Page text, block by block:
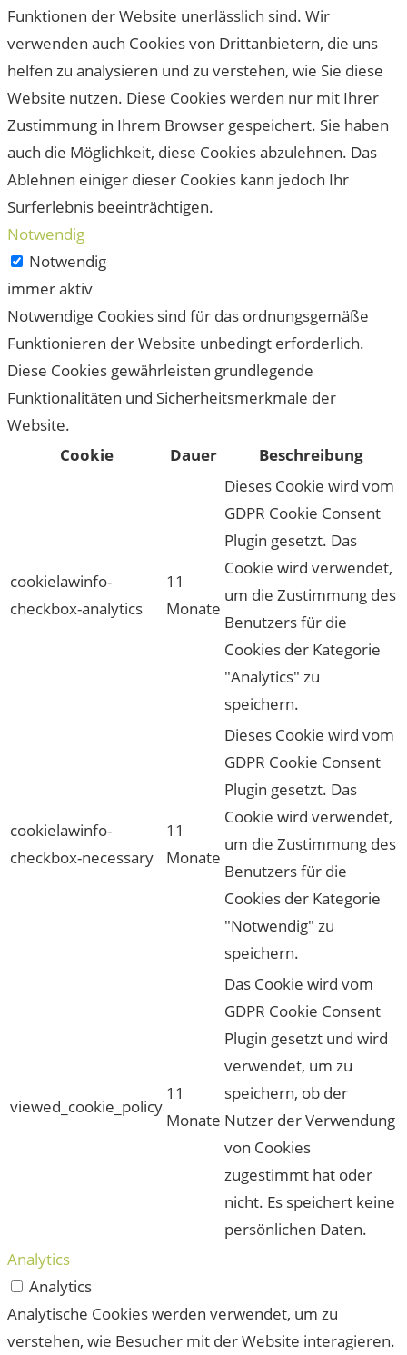
Funktionen der Website unerlässlich sind. Wir
verwenden auch Cookies von Drittanbietern, die uns
helfen zu analysieren und zu verstehen, wie Sie diese
Website nutzen. Diese Cookies werden nur mit Ihrer
Zustimmung in Ihrem Browser gespeichert. Sie haben
auch die Möglichkeit, diese Cookies abzulehnen. Das
Ablehnen einiger dieser Cookies kann jedoch Ihr
Surferlebnis beeinträchtigen.
Notwendig
Notwendig
immer aktiv
Notwendige Cookies sind für das ordnungsgemäße
Funktionieren der Website unbedingt erforderlich.
Diese Cookies gewährleisten grundlegende
Funktionalitäten und Sicherheitsmerkmale der
Website.
Cookie
Dauer Beschreibung
cookielawinfo-
checkbox-analytics
11
Monate
Dieses Cookie wird vom
GDPR Cookie Consent
Plugin gesetzt. Das
Cookie wird verwendet,
um die Zustimmung des
Benutzers für die
Cookies der Kategorie
"Analytics" zu
speichern.
cookielawinfo-
checkbox-necessary
11
Monate
Dieses Cookie wird vom
GDPR Cookie Consent
Plugin gesetzt. Das
Cookie wird verwendet,
um die Zustimmung des
Benutzers für die
Cookies der Kategorie
"Notwendig" zu
speichern.
viewed_cookie_policy
11
Monate
Das Cookie wird vom
GDPR Cookie Consent
Plugin gesetzt und wird
verwendet, um zu
speichern, ob der
Nutzer der Verwendung
von Cookies
zugestimmt hat oder
nicht. Es speichert keine
persönlichen Daten.
Analytics
Analytics
Analytische Cookies werden verwendet, um zu
verstehen, wie Besucher mit der Website interagieren.